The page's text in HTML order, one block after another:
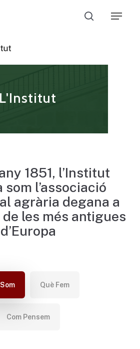
Cerca
Menu
L'Institut
1851, l’Institut
som l’associació
agrària degana a
de les més antigues
d’Europa
Què Fem
Com Pensem